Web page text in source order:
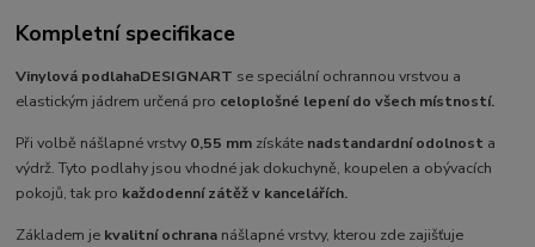
Kompletní specifikace
Vinylová podlahaDESIGNART se speciální ochrannou vrstvou a
elastickým jádrem určená pro celoplošné lepení do všech místností.
Při volbě nášlapné vrstvy 0,55 mm získáte nadstandardní odolnost a
výdrž. Tyto podlahy jsou vhodné jak dokuchyně, koupelen a obývacích
pokojů, tak pro každodenní zátěž v kancelářích.
Základem je kvalitní ochrana nášlapné vrstvy, kterou zde zajišťuje